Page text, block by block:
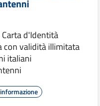
d'Identità
con validità illimitata
italiani